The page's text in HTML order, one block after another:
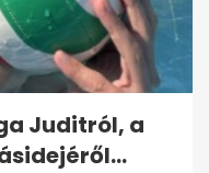
Juditról, a